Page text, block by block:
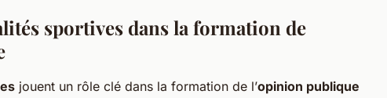
sportives dans la formation de
jouent un rôle clé dans la formation de l’opinion publique